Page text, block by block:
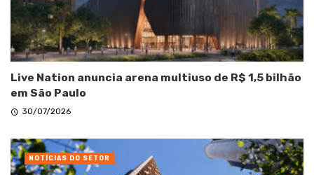
Live Nation anuncia arena multiuso de R$ 1,5 bilhão
em São Paulo
30/07/2026
NOTÍCIAS DO SETOR